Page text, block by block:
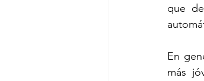
que
En
más